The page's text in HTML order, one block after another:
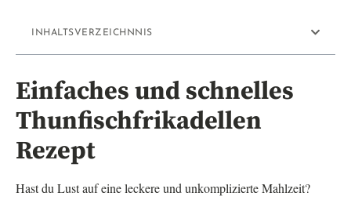
INHALTSVERZEICHNNIS
Einfaches und schnelles
Thunfischfrikadellen
Rezept
Hast du Lust auf eine leckere und unkomplizierte Mahlzeit?